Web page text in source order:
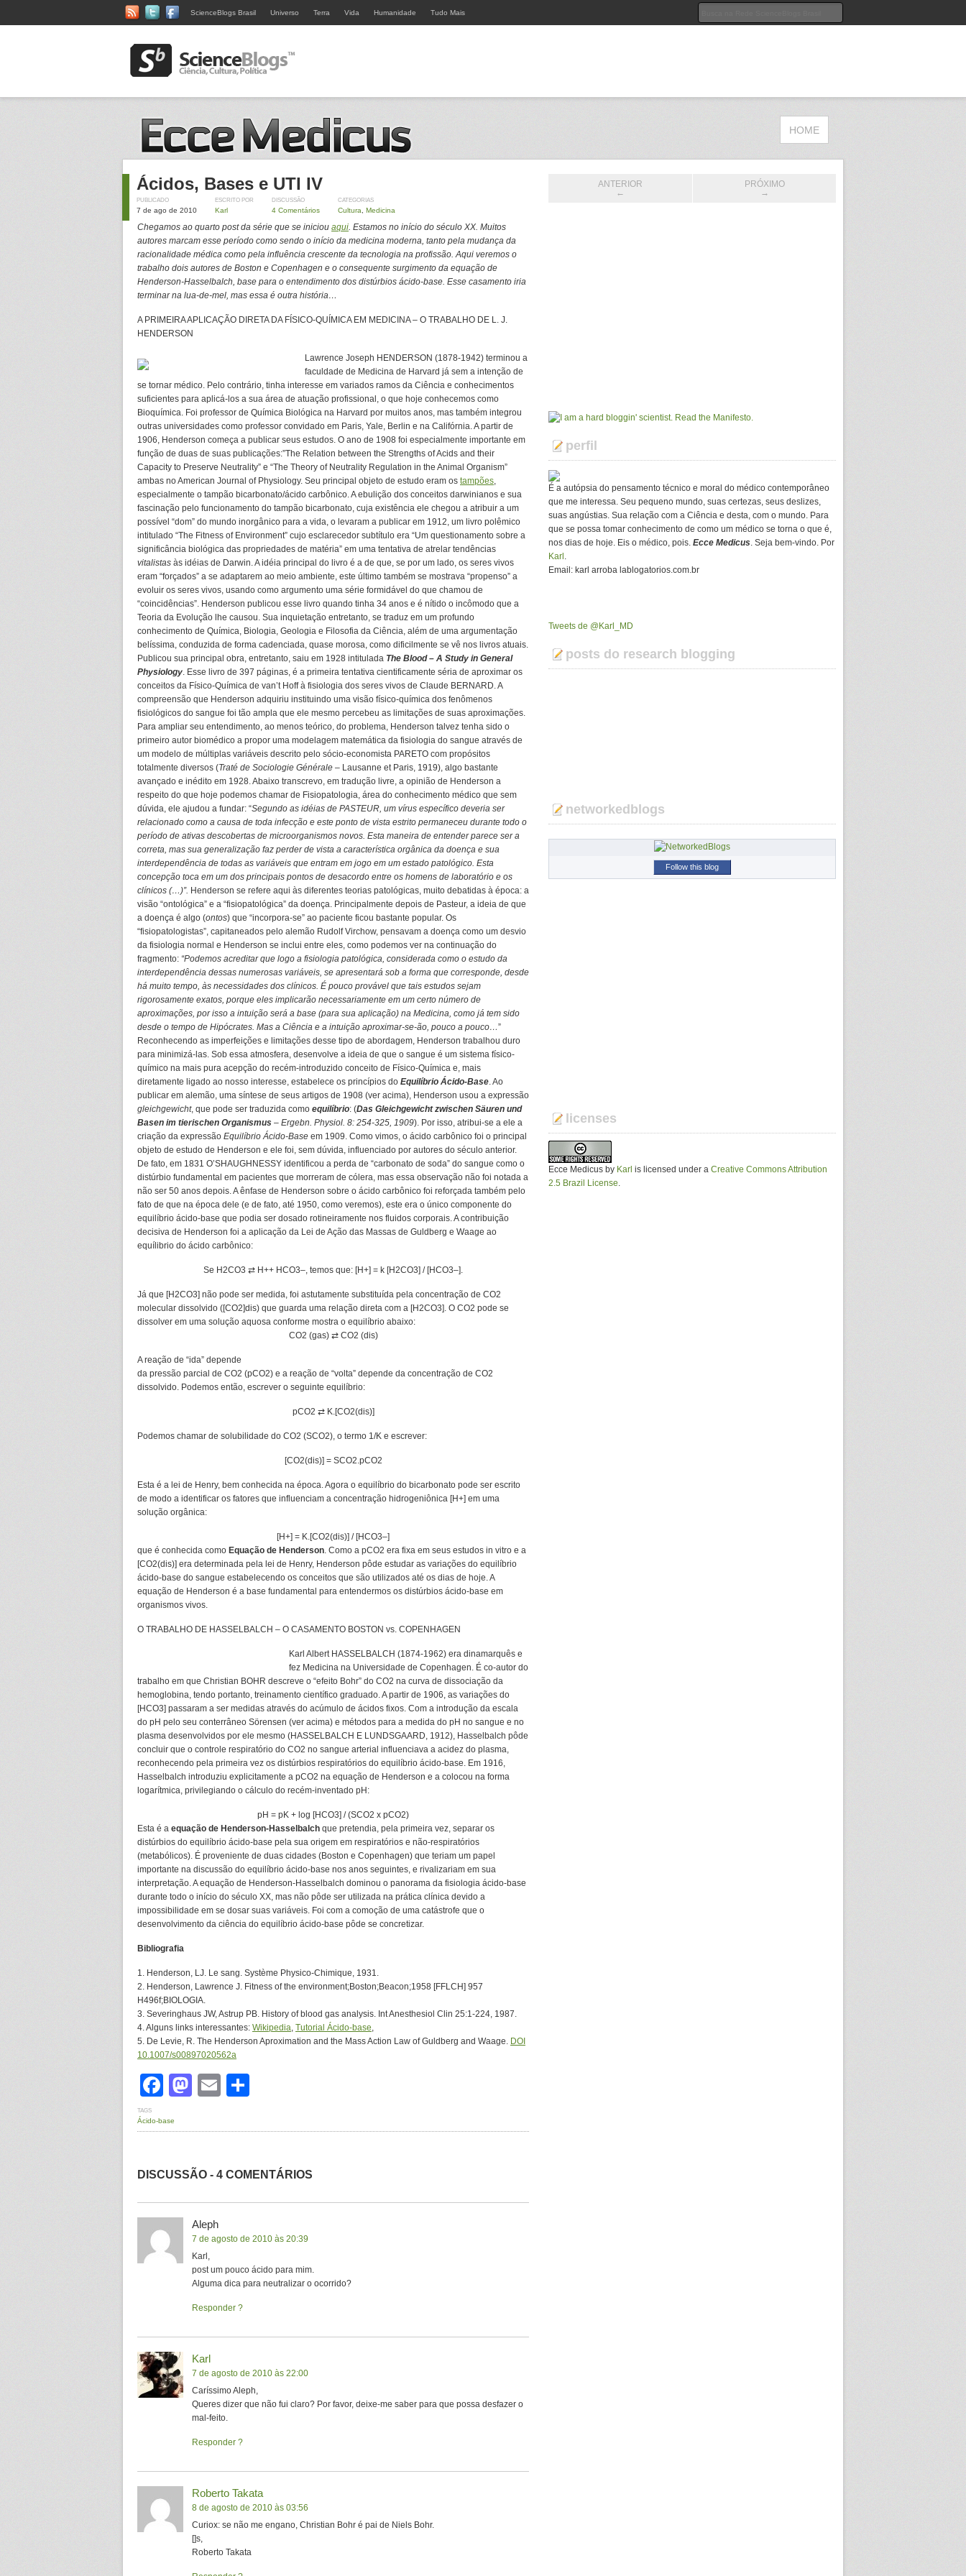
ScienceBlogs Brasil Universo Terra Vida Humanidade Tudo Mais
HOME
Ácidos, Bases e UTI IV
PUBLICADO
7 de ago de 2010
ESCRITO POR
Karl
DISCUSSÃO
4 Comentários
CATEGORIAS
Cultura Medicina
Chegamos ao quarto post da série que se iniciou aqui. Estamos no início do século XX. Muitos
autores marcam esse período como sendo o início da medicina moderna, tanto pela mudança da
racionalidade médica como pela influência crescente da tecnologia na profissão. Aqui veremos o
trabalho dois autores de Boston e Copenhagen e o consequente surgimento da equação de
Henderson-Hasselbalch, base para o entendimento dos distúrbios ácido-base. Esse casamento iria
terminar na lua-de-mel, mas essa é outra história…
A PRIMEIRA APLICAÇÃO DIRETA DA FÍSICO-QUÍMICA EM MEDICINA – O TRABALHO DE L. J.
HENDERSON
Lawrence Joseph HENDERSON (1878-1942) terminou a
faculdade de Medicina de Harvard já sem a intenção de
se tornar médico. Pelo contrário, tinha interesse em variados ramos da Ciência e conhecimentos
suficientes para aplicá-los a sua área de atuação profissional, o que hoje conhecemos como
Bioquímica. Foi professor de Química Biológica na Harvard por muitos anos, mas também integrou
outras universidades como professor convidado em Paris, Yale, Berlin e na Califórnia. A partir de
1906, Henderson começa a publicar seus estudos. O ano de 1908 foi especialmente importante em
função de duas de suas publicações:”The Relation between the Strengths of Acids and their
Capacity to Preserve Neutrality” e “The Theory of Neutrality Regulation in the Animal Organism”
ambas no American Journal of Physiology. Seu principal objeto de estudo eram os tampões,
especialmente o tampão bicarbonato/ácido carbônico. A ebulição dos conceitos darwinianos e sua
fascinação pelo funcionamento do tampão bicarbonato, cuja existência ele chegou a atribuir a um
possível “dom” do mundo inorgânico para a vida, o levaram a publicar em 1912, um livro polêmico
intitulado “The Fitness of Environment” cujo esclarecedor subtítulo era “Um questionamento sobre a
significância biológica das propriedades de matéria” em uma tentativa de atrelar tendências
vitalistas às idéias de Darwin. A idéia principal do livro é a de que, se por um lado, os seres vivos
eram “forçados” a se adaptarem ao meio ambiente, este último também se mostrava “propenso” a
evoluir os seres vivos, usando como argumento uma série formidável do que chamou de
“coincidências”. Henderson publicou esse livro quando tinha 34 anos e é nítido o incômodo que a
Teoria da Evolução lhe causou. Sua inquietação entretanto, se traduz em um profundo
conhecimento de Química, Biologia, Geologia e Filosofia da Ciência, além de uma argumentação
belíssima, conduzida de forma cadenciada, quase morosa, como dificilmente se vê nos livros atuais.
Publicou sua principal obra, entretanto, saiu em 1928 intitulada The Blood – A Study in General
Physiology. Esse livro de 397 páginas, é a primeira tentativa cientificamente séria de aproximar os
conceitos da Físico-Química de van’t Hoff à fisiologia dos seres vivos de Claude BERNARD. A
compreensão que Henderson adquiriu instituindo uma visão físico-química dos fenômenos
fisiológicos do sangue foi tão ampla que ele mesmo percebeu as limitações de suas aproximações.
Para ampliar seu entendimento, ao menos teórico, do problema, Henderson talvez tenha sido o
primeiro autor biomédico a propor uma modelagem matemática da fisiologia do sangue através de
um modelo de múltiplas variáveis descrito pelo sócio-economista PARETO com propósitos
totalmente diversos (Traté de Sociologie Générale – Lausanne et Paris, 1919), algo bastante
avançado e inédito em 1928. Abaixo transcrevo, em tradução livre, a opinião de Henderson a
respeito do que hoje podemos chamar de Fisiopatologia, área do conhecimento médico que sem
dúvida, ele ajudou a fundar: “Segundo as idéias de PASTEUR, um vírus específico deveria ser
relacionado como a causa de toda infecção e este ponto de vista estrito permaneceu durante todo o
período de ativas descobertas de microorganismos novos. Esta maneira de entender parece ser a
correta, mas sua generalização faz perder de vista a característica orgânica da doença e sua
interdependência de todas as variáveis que entram em jogo em um estado patológico. Esta
concepção toca em um dos principais pontos de desacordo entre os homens de laboratório e os
clínicos (…)”. Henderson se refere aqui às diferentes teorias patológicas, muito debatidas à época: a
visão “ontológica” e a “fisiopatológica” da doença. Principalmente depois de Pasteur, a ideia de que
a doença é algo (ontos) que “incorpora-se” ao paciente ficou bastante popular. Os
“fisiopatologistas”, capitaneados pelo alemão Rudolf Virchow, pensavam a doença como um desvio
da fisiologia normal e Henderson se inclui entre eles, como podemos ver na continuação do
fragmento: “Podemos acreditar que logo a fisiologia patológica, considerada como o estudo da
interdependência dessas numerosas variáveis, se apresentará sob a forma que corresponde, desde
há muito tempo, às necessidades dos clínicos. É pouco provável que tais estudos sejam
rigorosamente exatos, porque eles implicarão necessariamente em um certo número de
aproximações, por isso a intuição será a base (para sua aplicação) na Medicina, como já tem sido
desde o tempo de Hipócrates. Mas a Ciência e a intuição aproximar-se-ão, pouco a pouco…”
Reconhecendo as imperfeições e limitações desse tipo de abordagem, Henderson trabalhou duro
para minimizá-las. Sob essa atmosfera, desenvolve a ideia de que o sangue é um sistema físico-
químico na mais pura acepção do recém-introduzido conceito de Físico-Química e, mais
diretamente ligado ao nosso interesse, estabelece os princípios do Equilíbrio Ácido-Base. Ao
publicar em alemão, uma síntese de seus artigos de 1908 (ver acima), Henderson usou a expressão
gleichgewicht, que pode ser traduzida como equilíbrio: (Das Gleichgewicht zwischen Säuren und
Basen im tierischen Organismus – Ergebn. Physiol. 8: 254-325, 1909). Por isso, atribui-se a ele a
criação da expressão Equilíbrio Ácido-Base em 1909. Como vimos, o ácido carbônico foi o principal
objeto de estudo de Henderson e ele foi, sem dúvida, influenciado por autores do século anterior.
De fato, em 1831 O’SHAUGHNESSY identificou a perda de “carbonato de soda” do sangue como o
distúrbio fundamental em pacientes que morreram de cólera, mas essa observação não foi notada a
não ser 50 anos depois. A ênfase de Henderson sobre o ácido carbônico foi reforçada também pelo
fato de que na época dele (e de fato, até 1950, como veremos), este era o único componente do
equilíbrio ácido-base que podia ser dosado rotineiramente nos fluidos corporais. A contribuição
decisiva de Henderson foi a aplicação da Lei de Ação das Massas de Guldberg e Waage ao
equílibrio do ácido carbônico:
Se H2CO3 ⇄ H++ HCO3–, temos que: [H+] = k [H2CO3] / [HCO3–].
Já que [H2CO3] não pode ser medida, foi astutamente substituída pela concentração de CO2
molecular dissolvido ([CO2]dis) que guarda uma relação direta com a [H2CO3]. O CO2 pode se
dissolver em uma solução aquosa conforme mostra o equilíbrio abaixo:
CO2 (gas) ⇄ CO2 (dis)
A reação de “ida” depende
da pressão parcial de CO2 (pCO2) e a reação de “volta” depende da concentração de CO2
dissolvido. Podemos então, escrever o seguinte equilíbrio:
pCO2 ⇄ K.[CO2(dis)]
Podemos chamar de solubilidade do CO2 (SCO2), o termo 1/K e escrever:
[CO2(dis)] = SCO2.pCO2
Esta é a lei de Henry, bem conhecida na época. Agora o equilíbrio do bicarbonato pode ser escrito
de modo a identificar os fatores que influenciam a concentração hidrogeniônica [H+] em uma
solução orgânica:
[H+] = K.[CO2(dis)] / [HCO3–]
que é conhecida como Equação de Henderson. Como a pCO2 era fixa em seus estudos in vitro e a
[CO2(dis)] era determinada pela lei de Henry, Henderson pôde estudar as variações do equilíbrio
ácido-base do sangue estabelecendo os conceitos que são utilizados até os dias de hoje. A
equação de Henderson é a base fundamental para entendermos os distúrbios ácido-base em
organismos vivos.
O TRABALHO DE HASSELBALCH – O CASAMENTO BOSTON vs. COPENHAGEN
Karl Albert HASSELBALCH (1874-1962) era dinamarquês e
fez Medicina na Universidade de Copenhagen. É co-autor do
trabalho em que Christian BOHR descreve o “efeito Bohr” do CO2 na curva de dissociação da
hemoglobina, tendo portanto, treinamento científico graduado. A partir de 1906, as variações do
[HCO3] passaram a ser medidas através do acúmulo de ácidos fixos. Com a introdução da escala
do pH pelo seu conterrâneo Sörensen (ver acima) e métodos para a medida do pH no sangue e no
plasma desenvolvidos por ele mesmo (HASSELBALCH E LUNDSGAARD, 1912), Hasselbalch pôde
concluir que o controle respiratório do CO2 no sangue arterial influenciava a acidez do plasma,
reconhecendo pela primeira vez os distúrbios respiratórios do equilíbrio ácido-base. Em 1916,
Hasselbalch introduziu explicitamente a pCO2 na equação de Henderson e a colocou na forma
logarítmica, privilegiando o cálculo do recém-inventado pH:
pH = pK + log [HCO3] / (SCO2 x pCO2)
Esta é a equação de Henderson-Hasselbalch que pretendia, pela primeira vez, separar os
distúrbios do equilíbrio ácido-base pela sua origem em respiratórios e não-respiratórios
(metabólicos). É proveniente de duas cidades (Boston e Copenhagen) que teriam um papel
importante na discussão do equilíbrio ácido-base nos anos seguintes, e rivalizariam em sua
interpretação. A equação de Henderson-Hasselbalch dominou o panorama da fisiologia ácido-base
durante todo o início do século XX, mas não pôde ser utilizada na prática clínica devido a
impossibilidade em se dosar suas variáveis. Foi com a comoção de uma catástrofe que o
desenvolvimento da ciência do equilíbrio ácido-base pôde se concretizar.
Bibliografia
1. Henderson, LJ. Le sang. Système Physico-Chimique, 1931.
2. Henderson, Lawrence J. Fitness of the environment;Boston;Beacon;1958 [FFLCH] 957
H496f;BIOLOGIA.
3. Severinghaus JW, Astrup PB. History of blood gas analysis. Int Anesthesiol Clin 25:1-224, 1987.
4. Alguns links interessantes: Wikipedia, Tutorial Ácido-base,
5. De Levie, R. The Henderson Aproximation and the Mass Action Law of Guldberg and Waage. DOI
10.1007/s00897020562a
Facebook
Mastodon
Email
TAGS
Ácido-base
DISCUSSÃO - 4 COMENTÁRIOS
Aleph
7 de agosto de 2010 às 20:39
Karl,
post um pouco ácido para mim.
Alguma dica para neutralizar o ocorrido?
Responder
Karl
7 de agosto de 2010 às 22:00
Caríssimo Aleph,
Queres dizer que não fui claro? Por favor, deixe-me saber para que possa desfazer o
mal-feito.
Responder
Roberto Takata
8 de agosto de 2010 às 03:56
Curiox: se não me engano, Christian Bohr é pai de Niels Bohr.
[]s,
Roberto Takata
ANTERIOR
←
PRÓXIMO
→
perfil
É a autópsia do pensamento técnico e moral do médico contemporâneo
que me interessa. Seu pequeno mundo, suas certezas, seus deslizes,
suas angústias. Sua relação com a Ciência e desta, com o mundo. Para
que se possa tomar conhecimento de como um médico se torna o que é,
nos dias de hoje. Eis o médico, pois. Ecce Medicus. Seja bem-vindo. Por
Karl .
Email: karl arroba lablogatorios.com.br
Tweets de @Karl_MD
posts do research blogging
networkedblogs
Follow this blog
licenses
Ecce Medicus by Karl is licensed under a Creative Commons Attribution
2.5 Brazil License.